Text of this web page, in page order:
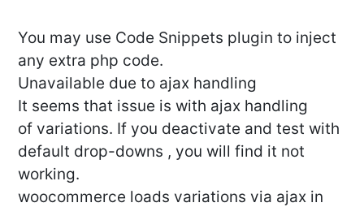
You may use Code Snippets plugin to inject
any extra php code.
Unavailable due to ajax handling
It seems that issue is with ajax handling
of variations. If you deactivate and test with
default drop-downs , you will find it not
working.
woocommerce loads variations via ajax in